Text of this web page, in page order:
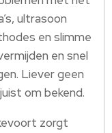
ultrasoon
en slimme
en snel
Liever geen
om bekend.​
zorgt